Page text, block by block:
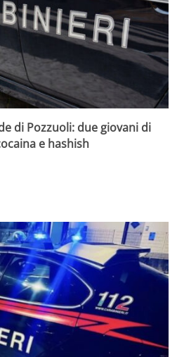
di Pozzuoli: due giovani di
e hashish